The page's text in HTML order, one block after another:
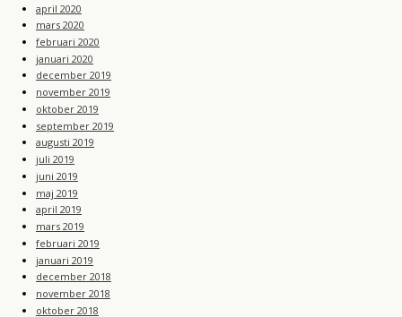
april 2020
mars 2020
februari 2020
januari 2020
december 2019
november 2019
oktober 2019
september 2019
augusti 2019
juli 2019
juni 2019
maj 2019
april 2019
mars 2019
februari 2019
januari 2019
december 2018
november 2018
oktober 2018